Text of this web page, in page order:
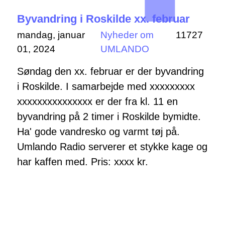
Byvandring i Roskilde xx. februar
mandag, januar
01, 2024
Nyheder om
UMLANDO
11727
Søndag den xx. februar er der byvandring
i Roskilde. I samarbejde med xxxxxxxxx
xxxxxxxxxxxxxxx er der fra kl. 11 en
byvandring på 2 timer i Roskilde bymidte.
Ha' gode vandresko og varmt tøj på.
Umlando Radio serverer et stykke kage og
har kaffen med. Pris: xxxx kr.